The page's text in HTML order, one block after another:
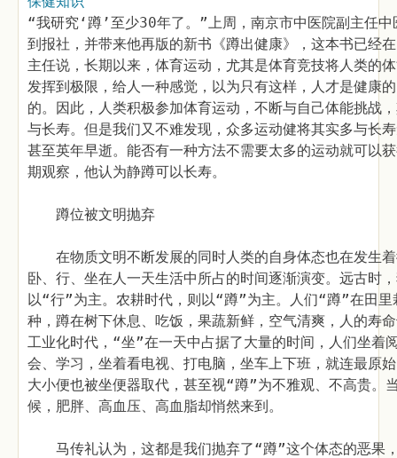
“我研究‘蹲’至少30年了。”上周，南京市中医院副主任中
到报社，并带来他再版的新书《蹲出健康》，这本书已经
主任说，长期以来，体育运动，尤其是体育竞技将人类的
发挥到极限，给人一种感觉，以为只有这样，人才是健康
的。因此，人类积极参加体育运动，不断与自己体能挑战
与长寿。但是我们又不难发现，众多运动健将其实多与长
甚至英年早逝。能否有一种方法不需要太多的运动就可以
期观察，他认为静蹲可以长寿。
蹲位被文明抛弃
在物质文明不断发展的同时人类的自身体态也在发生着
卧、行、坐在人一天生活中所占的时间逐渐演变。远古时
以“行”为主。农耕时代，则以“蹲”为主。人们“蹲”在田里
种，蹲在树下休息、吃饭，果蔬新鲜，空气清爽，人的寿
工业化时代，“坐”在一天中占据了大量的时间，人们坐着
会、学习，坐着看电视、打电脑，坐车上下班，就连最原
大小便也被坐便器取代，甚至视“蹲”为不雅观、不高贵。
候，肥胖、高血压、高血脂却悄然来到。
马传礼认为，这都是我们抛弃了“蹲”这个体态的恶果